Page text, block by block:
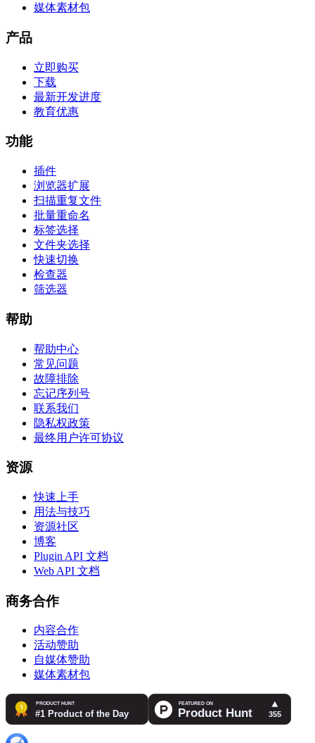
媒体素材包
产品
立即购买
下载
最新开发进度
教育优惠
功能
插件
浏览器扩展
扫描重复文件
批量重命名
标签选择
文件夹选择
快速切换
检查器
筛选器
帮助
帮助中心
常见问题
故障排除
忘记序列号
联系我们
隐私权政策
最终用户许可协议
资源
快速上手
用法与技巧
资源社区
博客
Plugin API 文档
Web API 文档
商务合作
内容合作
活动赞助
自媒体赞助
媒体素材包